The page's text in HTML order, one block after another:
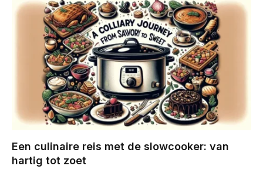
Een culinaire reis met de slowcooker: van
hartig tot zoet